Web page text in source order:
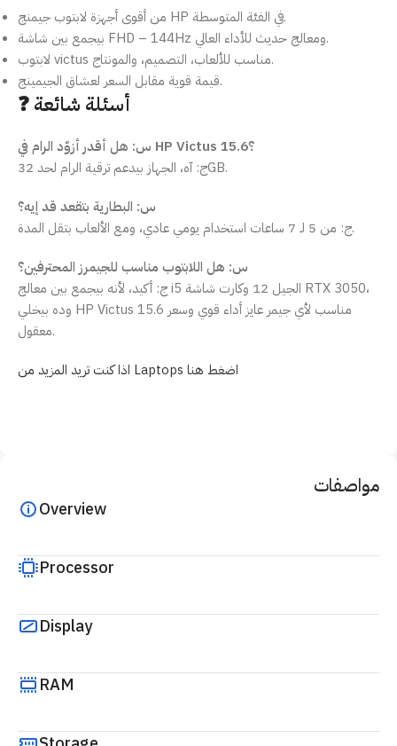
من أقوى أجهزة لابتوب جيمنج HP في الفئة المتوسطة.
بيجمع بين شاشة FHD – 144Hz ومعالج حديث للأداء العالي.
لابتوب victus مناسب للألعاب، التصميم، والمونتاج.
قيمة قوية مقابل السعر لعشاق الجيمينج.
❓ أسئلة شائعة
س: هل أقدر أزوّد الرام في HP Victus 15.6؟
ج: آه، الجهاز بيدعم ترقية الرام لحد 32GB.
س: البطارية بتقعد قد إيه؟
ج: من 5 لـ 7 ساعات استخدام يومي عادي، ومع الألعاب بتقل المدة.
س: هل اللابتوب مناسب للجيمرز المحترفين؟
ج: أكيد، لأنه بيجمع بين معالج i5 الجيل 12 وكارت شاشة RTX 3050،
وده بيخلي HP Victus 15.6 مناسب لأي جيمر عايز أداء قوي وسعر
معقول.
مواصفات
Overview
Processor
Display
RAM